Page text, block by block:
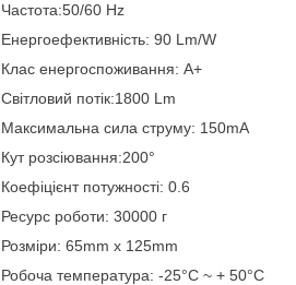
Частота:50/60 Hz
Енергоефективність: 90 Lm/W
Клас енергоспоживання: А+
Світловий потік:1800 Lm
Максимальна сила струму: 150mA
Кут розсіювання:200°
Коефіцієнт потужності: 0.6
Ресурс роботи: 30000 г
Розміри: 65mm х 125mm
Робоча температура: -25°C ~ + 50°С